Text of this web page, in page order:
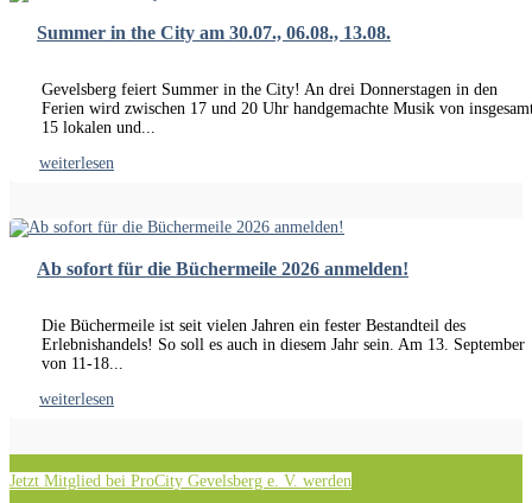
Summer in the City am 30.07., 06.08., 13.08.
Gevelsberg feiert Summer in the City! An drei Donnerstagen in den
Ferien wird zwischen 17 und 20 Uhr handgemachte Musik von
15 lokalen und...
weiterlesen
Ab sofort für die Büchermeile 2026 anmelden!
Die Büchermeile ist seit vielen Jahren ein fester Bestandteil des
Erlebnishandels! So soll es auch in diesem Jahr sein. Am 13. September
von 11-18...
weiterlesen
Jetzt Mitglied bei ProCity Gevelsberg e. V. werden